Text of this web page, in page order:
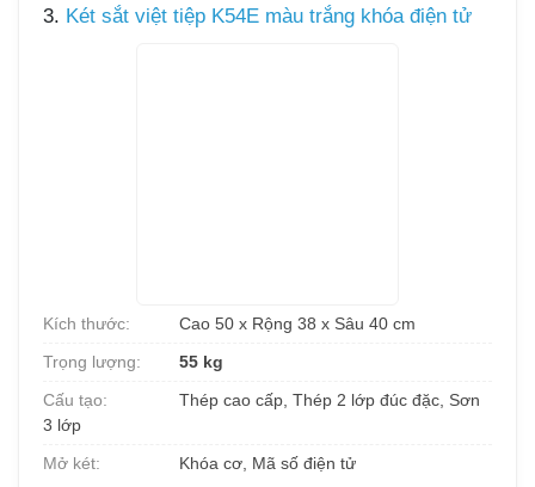
3. Két sắt việt tiệp K54E màu trắng khóa điện tử
Kích thước:
Cao 50 x Rộng 38 x Sâu 40 cm
Trọng lượng:
55 kg
Cấu tạo:
Thép cao cấp, Thép 2 lớp đúc đặc, Sơn
3 lớp
Mở két:
Khóa cơ, Mã số điện tử